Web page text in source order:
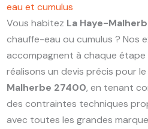
eau et cumulus
Vous habitez La Haye-
chauffe-eau ou cumulus ? Nos
accompagnent à chaque étape
réalisons un devis précis pour
Malherbe 27400, en tenant
des contraintes techniques
avec toutes les grandes